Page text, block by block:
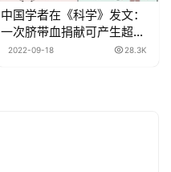
中国学者在《科学》发文：
一次脐带血捐献可产生超过
10000剂iNKT细胞，提高骨
2022-09-18 28.3K